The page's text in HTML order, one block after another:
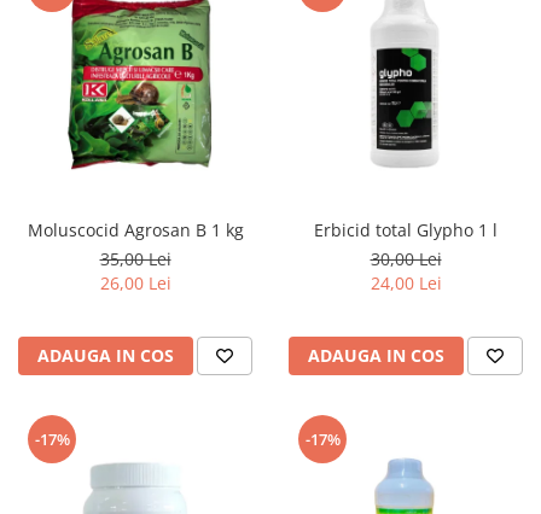
Moluscocid Agrosan B 1 kg
35,00 Lei
26,00 Lei
ADAUGA IN COS
Erbicid total Glypho 1 l
30,00 Lei
24,00 Lei
ADAUGA IN COS
-17% -17%